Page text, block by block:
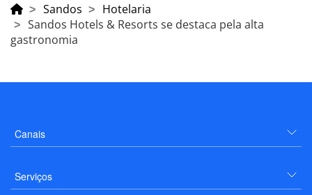
Sandos
Hotelaria
Sandos Hotels & Resorts se destaca pela alta
gastronomia
Canais
Serviços